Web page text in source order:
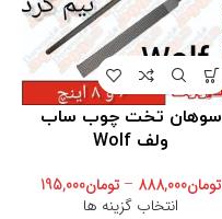
سوهان تخت چوب ساب
ولف Wolf
تومان888,000
– تومان195,000
انتخاب گزینه ها